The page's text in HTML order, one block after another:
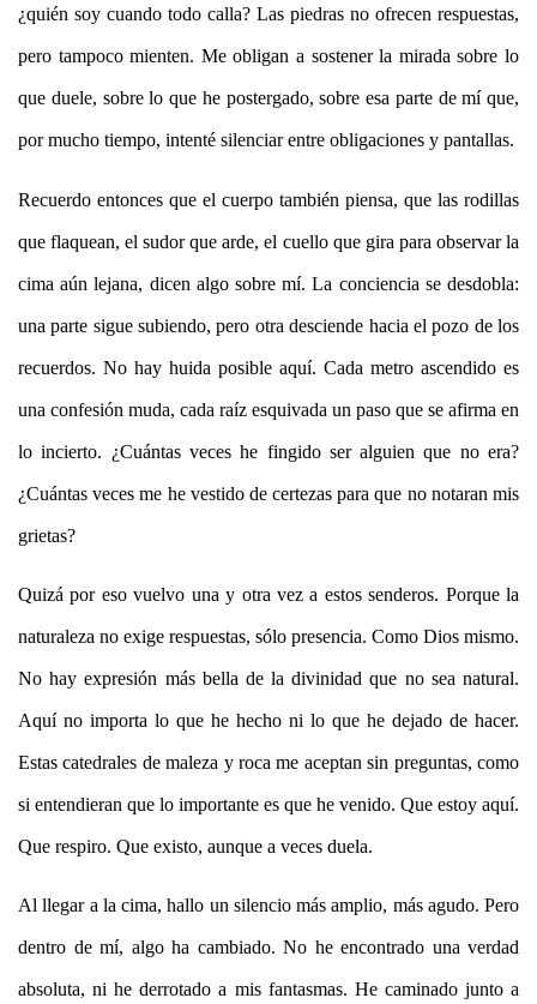
¿quién soy cuando todo calla? Las piedras no ofrecen respuestas,
pero tampoco mienten. Me obligan a sostener la mirada sobre lo
que duele, sobre lo que he postergado, sobre esa parte de mí que,
por mucho tiempo, intenté silenciar entre obligaciones y pantallas.
Recuerdo entonces que el cuerpo también piensa, que las rodillas
que flaquean, el sudor que arde, el cuello que gira para observar la
cima aún lejana, dicen algo sobre mí. La conciencia se desdobla:
una parte sigue subiendo, pero otra desciende hacia el pozo de los
recuerdos. No hay huida posible aquí. Cada metro ascendido es
una confesión muda, cada raíz esquivada un paso que se afirma en
lo incierto. ¿Cuántas veces he fingido ser alguien que no era?
¿Cuántas veces me he vestido de certezas para que no notaran mis
grietas?
Quizápor eso vuelvo una y otra vez a estos senderos. Porque la
naturaleza no exige respuestas, sólo presencia. Como Dios mismo.
No hay expresión más bella de la divinidad que no sea natural.
Aquí no importa lo que he hecho ni lo que he dejado de hacer.
Estas catedrales de maleza y roca me aceptan sin preguntas, como
si entendieran que lo importante es que he venido. Que estoy aquí.
Que respiro. Que existo, aunque a veces duela.
Al llegar a la cima, hallo un silencio más amplio, más agudo. Pero
dentro de mí, algo ha cambiado. No he encontrado una verdad
absoluta, ni he derrotado a mis fantasmas. He caminado junto a